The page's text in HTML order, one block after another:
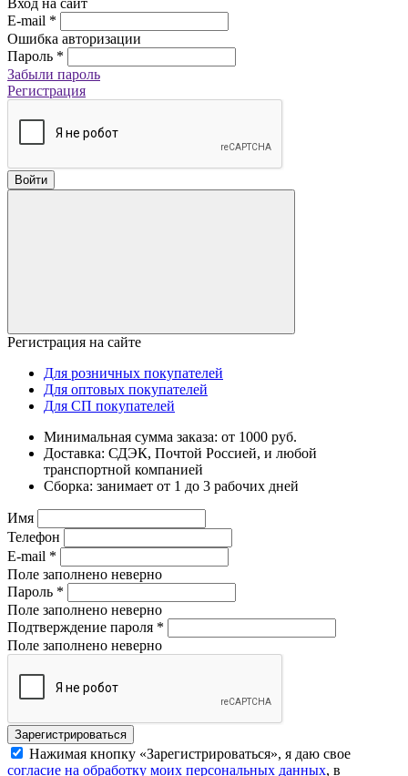
Вход на сайт
E-mail *
Ошибка авторизации
Пароль *
Забыли пароль
Регистрация
Войти
Регистрация на сайте
Для розничных покупателей
Для оптовых покупателей
Для СП покупателей
Минимальная сумма заказа: от 1000 руб.
Доставка: СДЭК, Почтой Россией, и любой
транспортной компанией
Сборка: занимает от 1 до 3 рабочих дней
Имя
Телефон
E-mail *
Поле заполнено неверно
Пароль *
Поле заполнено неверно
Подтверждение пароля *
Поле заполнено неверно
Нажимая кнопку «Зарегистрироваться», я даю свое
согласие на обработку моих персональных данных, в